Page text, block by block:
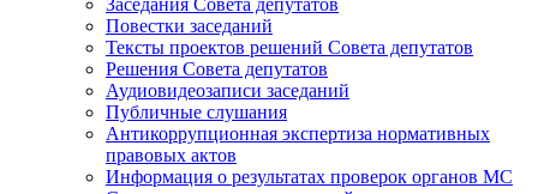
Повестки заседаний
Тексты проектов решений Совета депутатов
Решения Совета депутатов
Аудиовидеозаписи заседаний
Публичные слушания
Антикоррупционная экспертиза нормативных
правовых актов
Информация о результатах проверок органов МС